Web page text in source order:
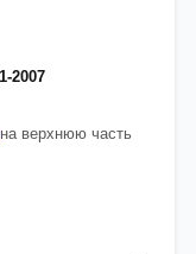
2007
на верхнюю часть